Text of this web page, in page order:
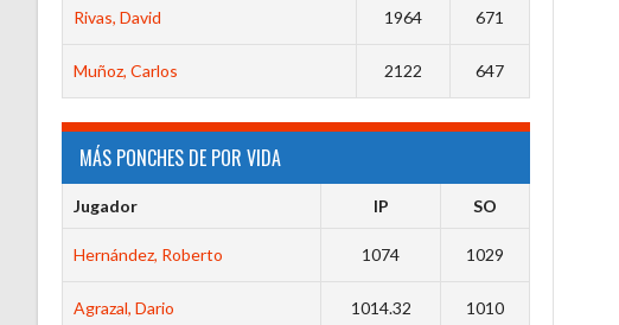
Rivas, David 1964 671
Muñoz, Carlos 2122 647
MÁS PONCHES DE POR VIDA
Jugador IP SO
Hernández, Roberto 1074 1029
Agrazal, Dario 1014.32 1010